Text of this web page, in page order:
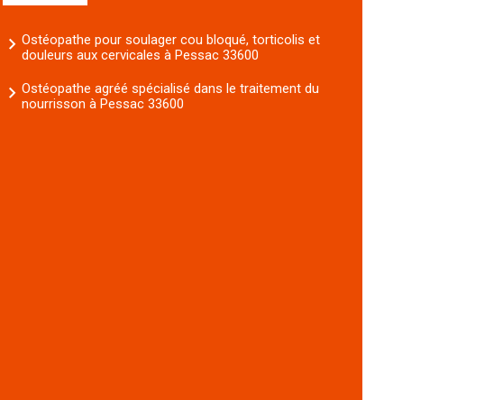
Ostéopathe pour soulager cou bloqué, torticolis et
douleurs aux cervicales à Pessac 33600
Ostéopathe agréé spécialisé dans le traitement du
nourrisson à Pessac 33600